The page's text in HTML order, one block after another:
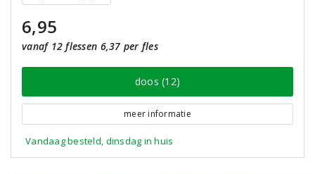
6,95
vanaf 12 flessen 6,37 per fles
doos (12)
meer informatie
Vandaag besteld, dinsdag in huis